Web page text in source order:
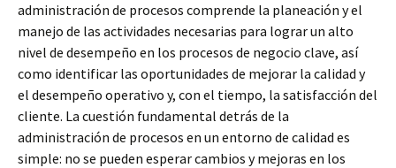
administración de procesos comprende la planeación y el
manejo de las actividades necesarias para lograr un alto
nivel de desempeño en los procesos de negocio clave, así
como identificar las oportunidades de mejorar la calidad y
el desempeño operativo y, con el tiempo, la satisfacción del
cliente. La cuestión fundamental detrás de la
administración de procesos en un entorno de calidad es
simple: no se pueden esperar cambios y mejoras en los